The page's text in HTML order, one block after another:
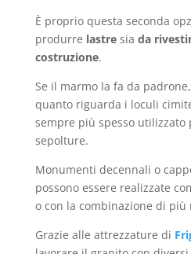
È proprio questa seconda
produrre lastresia da
costruzione.
Se il marmo la fa da
quanto riguarda i loculi
sempre più spesso
sepolture.
Monumenti decennali o
possono essere realizzate
o con la combinazione di più
Grazie alle attrezzature di